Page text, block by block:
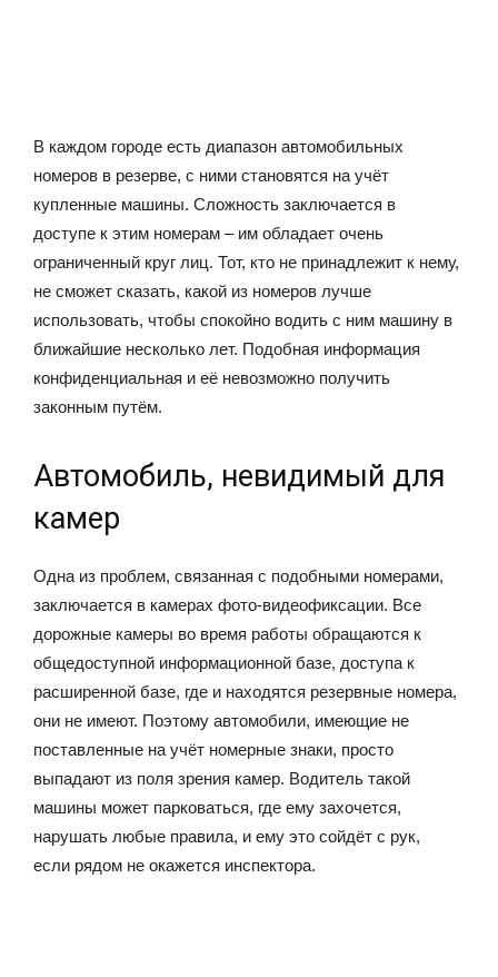
В каждом городе есть диапазон автомобильных
номеров в резерве, с ними становятся на учёт
купленные машины. Сложность заключается в
доступе к этим номерам – им обладает очень
ограниченный круг лиц. Тот, кто не принадлежит к нему,
не сможет сказать, какой из номеров лучше
использовать, чтобы спокойно водить с ним машину в
ближайшие несколько лет. Подобная информация
конфиденциальная и её невозможно получить
законным путём.
Автомобиль, невидимый для
камер
Одна из проблем, связанная с подобными номерами,
заключается в камерах фото-видеофиксации. Все
дорожные камеры во время работы обращаются к
общедоступной информационной базе, доступа к
расширенной базе, где и находятся резервные номера,
они не имеют. Поэтому автомобили, имеющие не
поставленные на учёт номерные знаки, просто
выпадают из поля зрения камер. Водитель такой
машины может парковаться, где ему захочется,
нарушать любые правила, и ему это сойдёт с рук,
если рядом не окажется инспектора.